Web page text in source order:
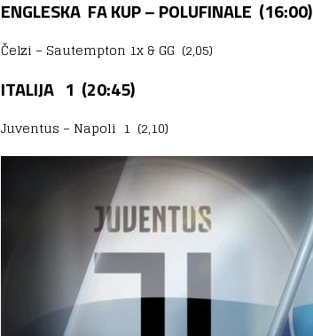
ENGLESKA FA KUP – POLUFINALE (16:00)
Čelzi – Sautempton 1x & GG (2,05)
ITALIJA 1 (20:45)
Juventus – Napoli 1 (2,10)